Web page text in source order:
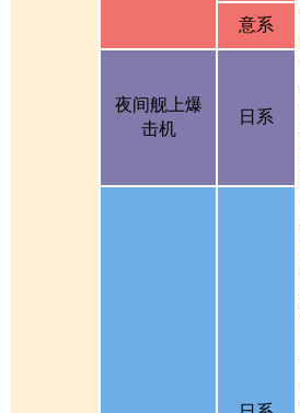
意系
夜间舰上爆
击机
日系